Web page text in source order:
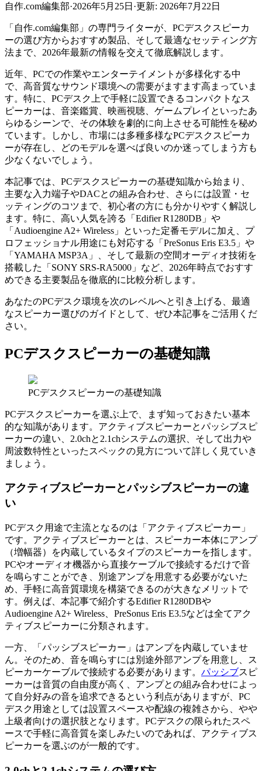
自作.com編集部·2026年5月25日 ·更新: 2026年7月22日
「自作.com編集部」の専門ライターが、PCデスクスピーカ
ーの選び方からおすすめ製品、そして最適なセッティング方
法まで、2026年最新の情報を交えて徹底解説します。
近年、PCでの作業やエンターテイメントが多様化する中
で、高音質なサウンド環境への需要がますます高まっていま
す。特に、PCデスク上で手軽に設置できるコンパクトなス
ピーカーは、音楽鑑賞、映画視聴、ゲームプレイといったあ
らゆるシーンで、その体験を劇的に向上させる可能性を秘め
ています。しかし、市場には多種多様なPCデスクスピーカ
ーが存在し、どのモデルを選べば良いのか迷ってしまう方も
少なくないでしょう。
本記事では、PCデスクスピーカーの基礎知識から始まり、
主要な入力端子やDACとの組み合わせ、さらには設置・セ
ッティングのコツまで、初心者の方にも分かりやすく解説し
ます。特に、高い人気を誇る「Edifier R1280DB」や
「Audioengine A2+ Wireless」といった定番モデルに加え、プ
ロフェッショナル用途にも対応する「PreSonus Eris E3.5」や
「YAMAHA MSP3A」、そして最新の空間オーディオ技術を
搭載した「SONY SRS-RA5000」など、2026年時点でおすす
めできる主要製品を徹底的に比較分析します。
あなたのPCデスク環境を次のレベルへと引き上げる、最適
なスピーカー選びのガイドとして、ぜひ本記事をご活用くだ
さい。
PCデスクスピーカーの基礎知識
PCデスクスピーカーの基礎知識
PCデスクスピーカーを選ぶ上で、まず知っておきたい基本
的な知識があります。アクティブスピーカーとパッシブスピ
ーカーの違い、2.0chと2.1chシステムの選択、そして出力や
周波数特性といったスペックの見方について詳しく見ていき
ましょう。
アクティブスピーカーとパッシブスピーカーの違
い
PCデスク用途で主流となるのは「アクティブスピーカー」
です。アクティブスピーカーとは、スピーカー本体にアンプ
（増幅器）を内蔵しているタイプのスピーカーを指します。
PCやオーディオ機器から直接ケーブルで接続するだけで音
を鳴らすことができ、別途アンプを用意する必要がないた
め、手軽に高音質環境を構築できるのが大きなメリットで
す。例えば、本記事で紹介するEdifier R1280DBや
Audioengine A2+ Wireless、PreSonus Eris E3.5などは全てアク
ティブスピーカーに分類されます。
一方、「パッシブスピーカー」はアンプを内蔵していませ
ん。そのため、音を鳴らすには別途外部アンプを用意し、ス
ピーカーケーブルで接続する必要があります。 パッシブスピ
ーカーは音質の自由度が高く、アンプとの組み合わせによっ
て自分好みの音を追求できるという利点がありますが、PC
デスク用途としては設置スペースや配線の複雑さから、やや
上級者向けの選択肢となります。PCデスクの限られたスペ
ースで手軽に高音質を楽しみたいのであれば、アクティブス
ピーカーを選ぶのが一般的です。